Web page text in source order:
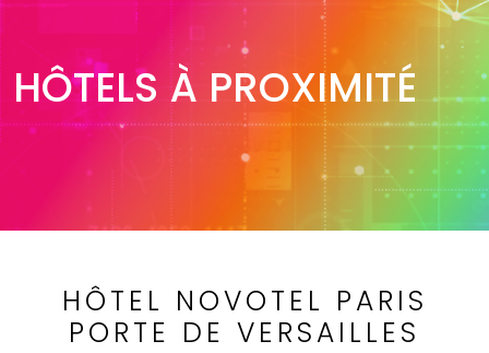
HÔTELS À PROXIMITÉ
HÔTEL NOVOTEL PARIS
PORTE DE VERSAILLES